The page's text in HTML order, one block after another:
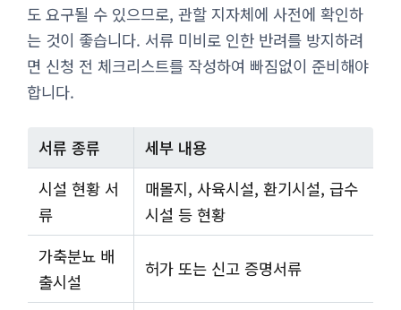
도 요구될 수 있으므로, 관할 지자체에 사전에 확인하
는 것이 좋습니다. 서류 미비로 인한 반려를 방지하려
면 신청 전 체크리스트를 작성하여 빠짐없이 준비해야
합니다.
서류 종류
세부 내용
시설 현황 서
류
매몰지, 사육시설, 환기시설, 급수
시설 등 현황
가축분뇨 배
출시설
허가 또는 신고 증명서류